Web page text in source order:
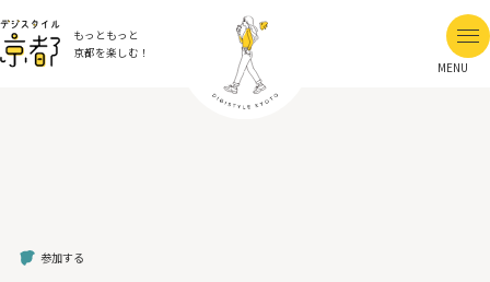
もっともっと
京都を楽しむ！
MENU
参加する